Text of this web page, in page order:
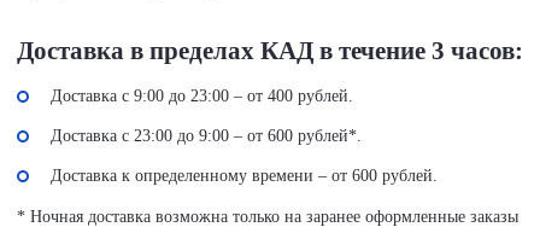
Доставка в пределах КАД в течение 3 часов:
Доставка с 9:00 до 23:00 – от 400 рублей.
Доставка с 23:00 до 9:00 – от 600 рублей*.
Доставка к определенному времени – от 600 рублей.
* Ночная доставка возможна только на заранее оформленные заказы